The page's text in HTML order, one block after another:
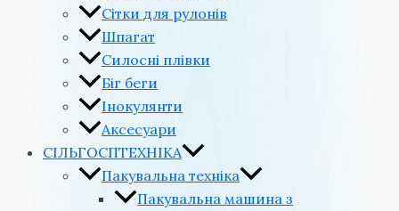
Сітки для рулонів
Шпагат
Силосні плівки
Біг беги
Інокулянти
Аксесуари
СІЛЬГОСПТЕХНІКА
Пакувальна техніка
Пакувальна машина з